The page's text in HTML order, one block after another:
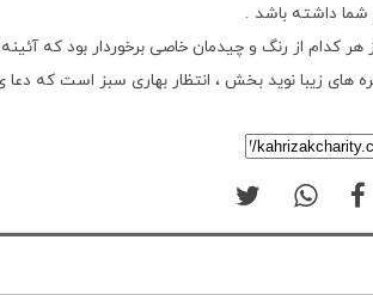
شما داشته باشد .
هر کدام از رنگ و چیدمان خاصی برخوردار بود که
های زیبا نوید بخش ، انتظار بهاری سبز است که دعا